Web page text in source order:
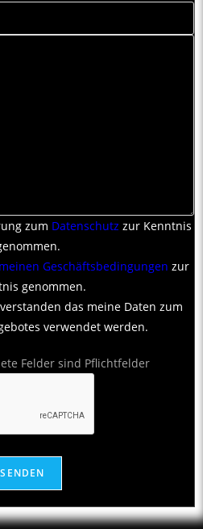
zum Datenschutz zur Kenntnis
Geschäftsbedingungen zur
genommen.
das meine Daten zum
verwendet werden.
Felder sind Pflichtfelder